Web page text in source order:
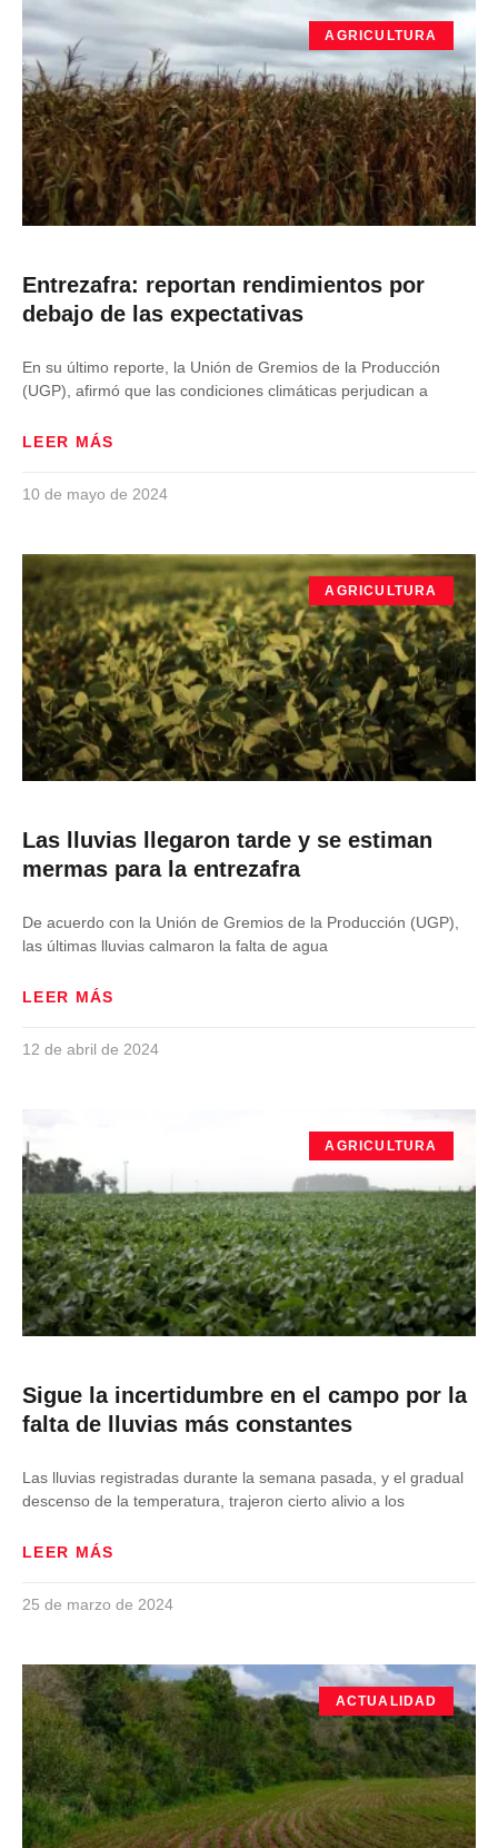
AGRICULTURA
Entrezafra: reportan rendimientos por
debajo de las expectativas
En su último reporte, la Unión de Gremios de la Producción
(UGP), afirmó que las condiciones climáticas perjudican a
LEER MÁS
10 de mayo de 2024
AGRICULTURA
Las lluvias llegaron tarde y se estiman
mermas para la entrezafra
De acuerdo con la Unión de Gremios de la Producción (UGP),
las últimas lluvias calmaron la falta de agua
LEER MÁS
12 de abril de 2024
AGRICULTURA
Sigue la incertidumbre en el campo por la
falta de lluvias más constantes
Las lluvias registradas durante la semana pasada, y el gradual
descenso de la temperatura, trajeron cierto alivio a los
LEER MÁS
25 de marzo de 2024
ACTUALIDAD